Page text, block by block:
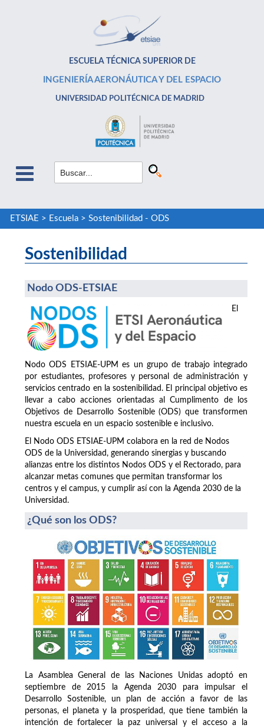
ESCUELA TÉCNICA SUPERIOR DE
INGENIERÍA AERONÁUTICA Y DEL ESPACIO
UNIVERSIDAD POLITÉCNICA DE MADRID
ETSIAE > Escuela> Sostenibilidad - ODS
Sostenibilidad
Nodo ODS-ETSIAE
El
Nodo ODS ETSIAE-UPM es un grupo de trabajo integrado
por estudiantes, profesores y personal de administración y
servicios centrado en la sostenibilidad. El principal objetivo es
llevar a cabo acciones orientadas al Cumplimento de los
Objetivos de Desarrollo Sostenible (ODS) que transformen
nuestra escuela en un espacio sostenible e inclusivo.
El Nodo ODS ETSIAE-UPM colabora en la red de Nodos
ODS de la Universidad, generando sinergias y buscando
alianzas entre los distintos Nodos ODS y el Rectorado, para
alcanzar metas comunes que permitan transformar los
centros y el campus, y cumplir así con la Agenda 2030 de la
Universidad.
¿Qué son los ODS?
La Asamblea General de las Naciones Unidas adoptó en
septiembre de 2015 la Agenda 2030 para impulsar el
Desarrollo Sostenible, un plan de acción a favor de las
personas, el planeta y la prosperidad, que tiene también la
intención de fortalecer la paz universal y el acceso a la